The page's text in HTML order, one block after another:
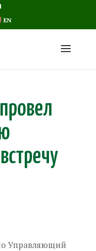
EN
Управляющий